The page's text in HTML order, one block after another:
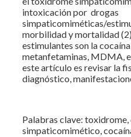
intoxicación por drogas
simpaticomiméticas/
morbilidad y mortalidad
estimulantes son la
metanfetaminas, MDMA,
este artículo es revisar la
diagnóstico,
Palabras clave:
simpaticomimético,